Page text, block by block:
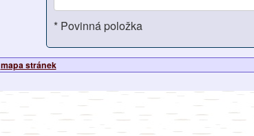
* Povinná položka
mapa stránek